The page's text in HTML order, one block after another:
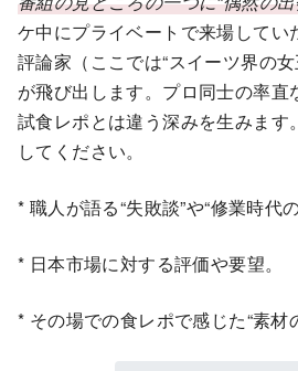
ケ中にプライベートで来場してい
評論家（ここでは“スイーツ界の
が飛び出します。プロ同士の率直
試食レポとは違う深みを生みます
してください。
* 職人が語る“失敗談”や“修業時代
* 日本市場に対する評価や要望。
* その場での食レポで感じた“素材